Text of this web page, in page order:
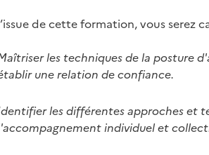
de cette formation, vous serez
les techniques de la posture
une relation de confiance.
les différentes approches et
individuel et